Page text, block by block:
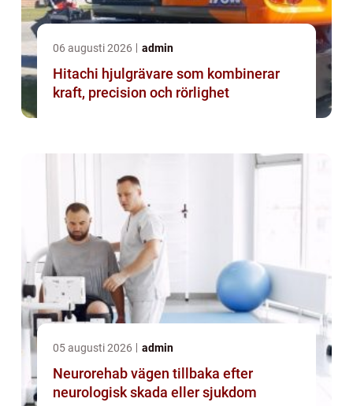
06 augusti 2026 admin
Hitachi hjulgrävare som kombinerar
kraft, precision och rörlighet
05 augusti 2026 admin
Neurorehab vägen tillbaka efter
neurologisk skada eller sjukdom